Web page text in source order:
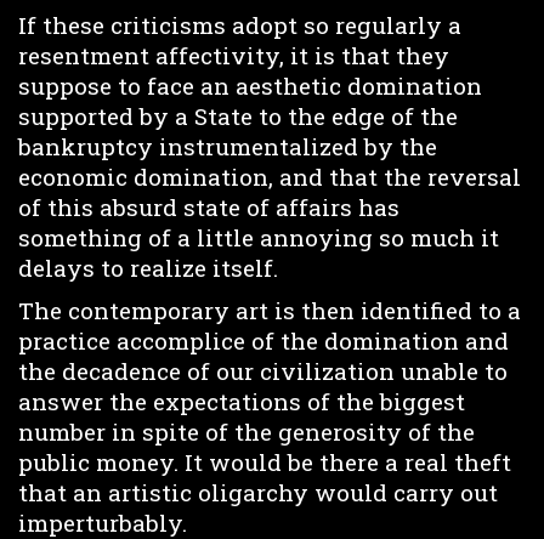
If these criticisms adopt so regularly a
resentment affectivity, it is that they
suppose to face an aesthetic domination
supported by a State to the edge of the
bankruptcy instrumentalized by the
economic domination, and that the reversal
of this absurd state of affairs has
something of a little annoying so much it
delays to realize itself.
The contemporary art is then identified to a
practice accomplice of the domination and
the decadence of our civilization unable to
answer the expectations of the biggest
number in spite of the generosity of the
public money. It would be there a real theft
that an artistic oligarchy would carry out
imperturbably.